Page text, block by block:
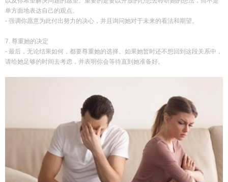
单方面地表达自己的观点。
- 强调你愿意为此付出努力的决心，并且询问她对于未来的看法和期望。
7. 尊重她的决定
- 最后，无论结果如何，都要尊重她的选择。如果她暂时还不想回到这段关系中，
请给她足够的时间去考虑，并表明你会等待直到她准备好。